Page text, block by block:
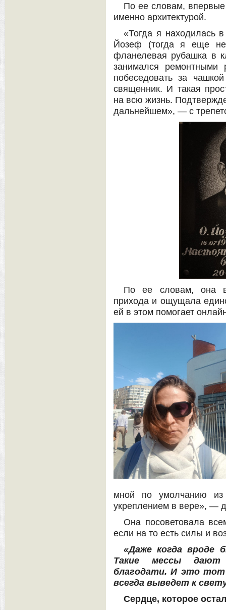
По ее словам,
именно архитектурой.
«Тогда я находилась
Йозеф (тогда я еще
фланелевая рубашка в
занимался ремонтными
побеседовать за
священник. И такая
на всю жизнь.
дальнейшем», — с
По ее словам, она
прихода и ощущала
ей в этом помогает
мной по умолчанию
укреплением в вере», —
Она посоветовала
если на то есть силы и
«Даже когда вроде
Такие мессы дают
благодати. И это тот
всегда выведет к
Сердце, которое